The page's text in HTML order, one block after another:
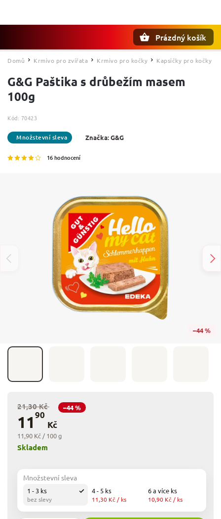
Prázdný košík
Domů / Krmivo pro zvířata / Krmivo pro kočky / Kapsičky pro kočky
G&G Paštika s drůbežím masem
100g
Kód: 70423
16 hodnocení
Značka:G&G
–44 %
21,30 Kč –44 %
11 90
Kč
11,90 Kč / 100 g
Množstevní sleva
1 - 3 ks
bez slevy
4 - 5 ks
11,30 Kč / ks
6 a více ks
10,90 Kč / ks
Skladem